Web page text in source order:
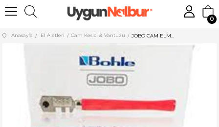
0
Anasayfa El Aletleri Cam Kesici & Vantuzu